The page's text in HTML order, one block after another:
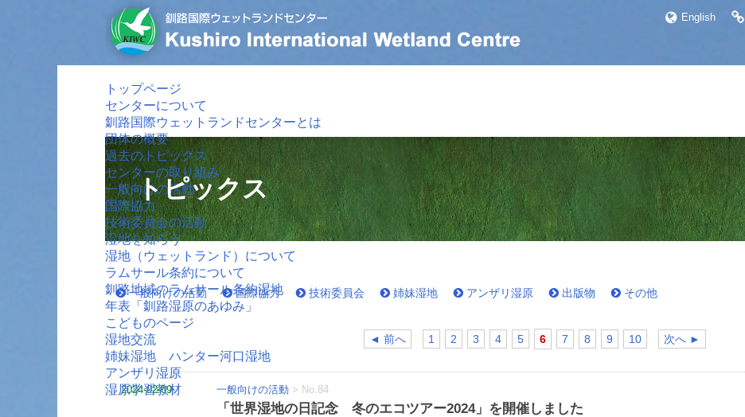
English
トップページ
センターについて
釧路国際ウェットランドセンターとは
団体の概要
過去のトピックス
センターの取り組み
一般向けの活動
国際協力
技術委員会の活動
湿地を知ろう
湿地（ウェットランド）について
ラムサール条約について
釧路地域のラムサール条約湿地
年表「釧路湿原のあゆみ」
こどものページ
湿地交流
姉妹湿地 ハンター河口湿地
アンザリ湿原
湿原学習教材
トピックス
一般向けの活動 国際協力 技術委員会 姉妹湿地 アンザリ湿原 出版物 その他
◄ 前へ 1 2 3 4 5 6 7 8 9 10 次へ ►
2024-02-09 一般向けの活動 > No.84
「世界湿地の日記念 冬のエコツアー2024」を開催しました